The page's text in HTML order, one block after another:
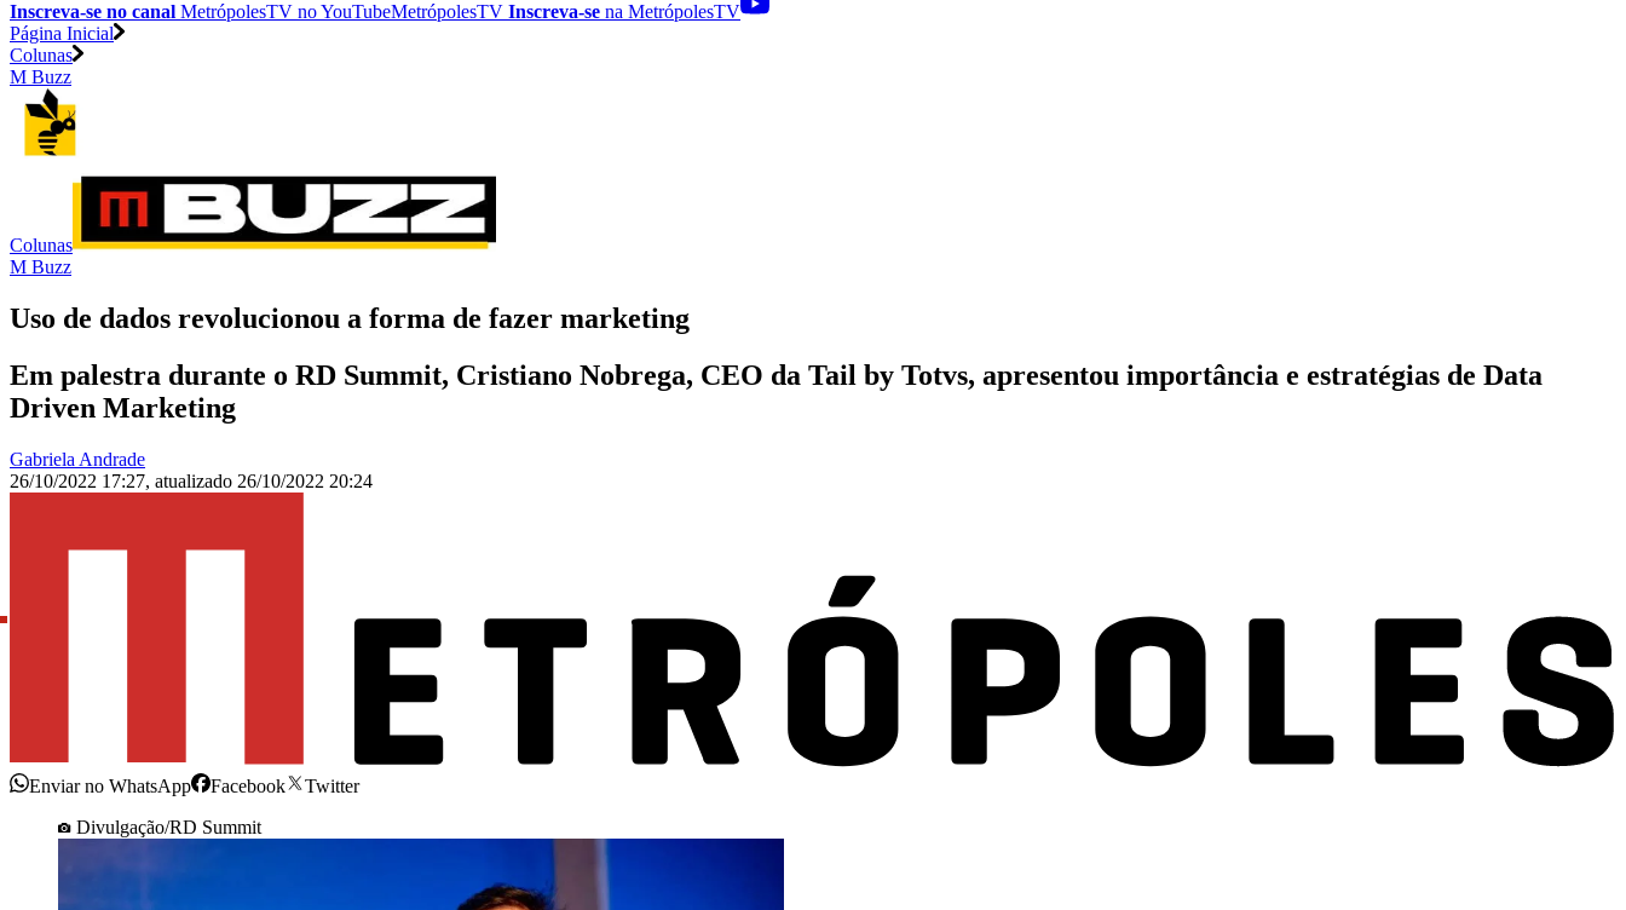
Inscreva-se no canal MetrópolesTV noYouTubeMetrópolesTV Inscreva-se na MetrópolesTV
Página Inicial
Colunas
M Buzz
Colunas
M Buzz
Uso de dados revolucionou a forma de fazer marketing
Em palestra durante o RD Summit, Cristiano Nobrega, CEO da Tail by Totvs, apresentou importância e estratégias de Data
Driven Marketing
Gabriela Andrade
26/10/2022 17:27, atualizado 26/10/2022 20:24
Enviar no WhatsApp Facebook
Twitter
Divulgação/RD Summit